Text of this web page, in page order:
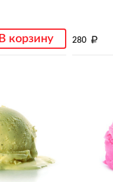
В корзину 280